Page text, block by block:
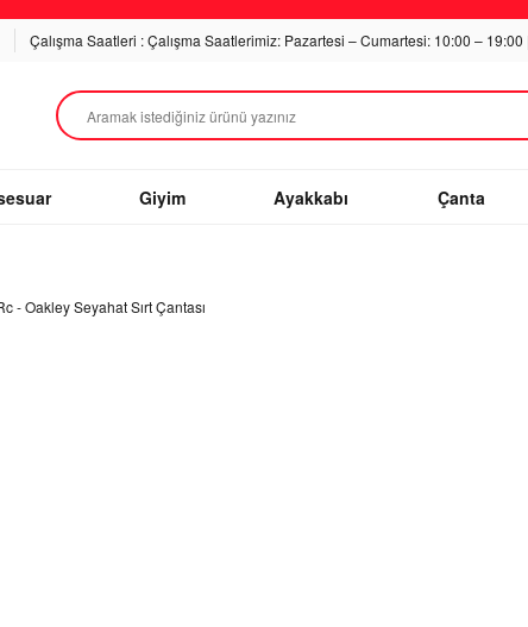
Çalışma Saatleri : Çalışma Saatlerimiz: Pazartesi – Cumartesi: 10:00 – 19:00
Giyim Ayakkabı Çanta